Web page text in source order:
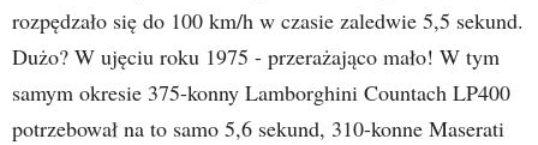
rozpędzało się do 100 km/h w czasie zaledwie 5,5 sekund.
Dużo? W ujęciu roku 1975 - przerażająco mało! W tym
samym okresie 375-konny Lamborghini Countach LP400
potrzebował na to samo 5,6 sekund, 310-konne Maserati